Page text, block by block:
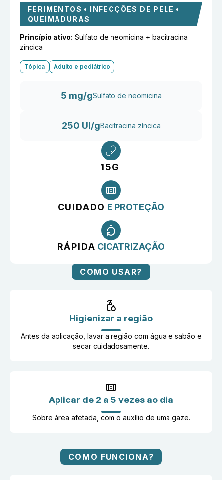
FERIMENTOS • INFECÇÕES DE PELE •
QUEIMADURAS
Princípio ativo: Sulfato de neomicina + bacitracina
zíncica
Tópica Adulto e pediátrico
5 mg/gSulfato de neomicina
250 UI/gBacitracina zíncica
15G
CUIDADO E PROTEÇÃO
RÁPIDA CICATRIZAÇÃO
COMO USAR?
Higienizar a região
Antes da aplicação, lavar a região com água e sabão e
secar cuidadosamente.
Aplicar de 2 a 5 vezes ao dia
Sobre área afetada, com o auxílio de uma gaze.
COMO FUNCIONA?